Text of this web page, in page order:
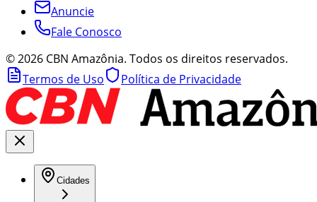
Anuncie
Fale Conosco
©2026 CBN Amazônia. Todos os direitos reservados.
Termos de Uso
Política de Privacidade
Cidades